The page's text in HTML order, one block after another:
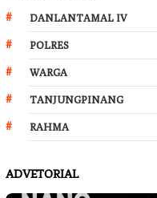
DANLANTAMAL IV
POLRES
WARGA
TANJUNGPINANG
RAHMA
ADVETORIAL